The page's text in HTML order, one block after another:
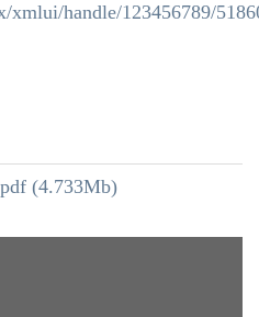
xmlui/handle/123456789/
(4.733Mb)